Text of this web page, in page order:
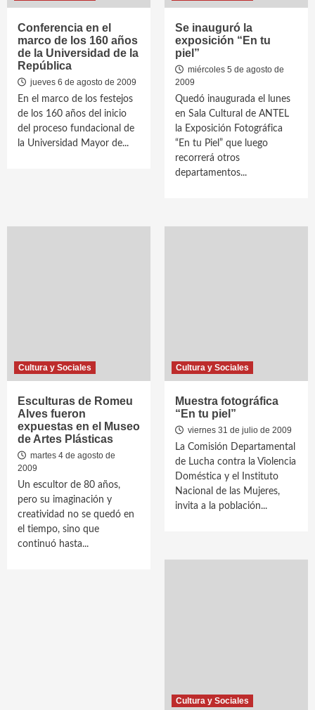
Conferencia en el
marco de los 160 años
de la Universidad de la
República
jueves 6 de agosto de 2009
En el marco de los festejos
de los 160 años del inicio
del proceso fundacional de
la Universidad Mayor de...
Se inauguró la
exposición “En tu
piel”
miércoles 5 de agosto de
2009
Quedó inaugurada el lunes
en Sala Cultural de ANTEL
la Exposición Fotográfica
“En tu Piel” que luego
recorrerá otros
departamentos...
Cultura y Sociales
Esculturas de Romeu
Alves fueron
expuestas en el Museo
de Artes Plásticas
martes 4 de agosto de
2009
Un escultor de 80 años,
pero su imaginación y
creatividad no se quedó en
el tiempo, sino que
continuó hasta...
Cultura y Sociales
Muestra fotográfica
“En tu piel”
viernes 31 de julio de 2009
La Comisión Departamental
de Lucha contra la Violencia
Doméstica y el Instituto
Nacional de las Mujeres,
invita a la población...
Cultura y Sociales